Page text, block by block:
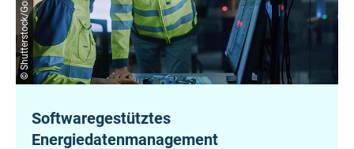
Softwaregestütztes
Energiedatenmanagement